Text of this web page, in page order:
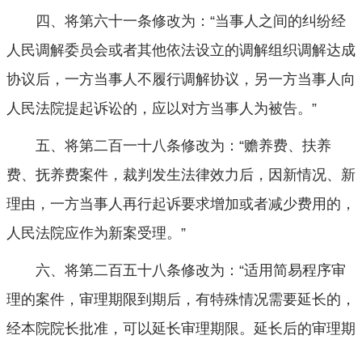
四、将第六十一条修改为：“当事人之间的纠纷经
人民调解委员会或者其他依法设立的调解组织调解达成
协议后，一方当事人不履行调解协议，另一方当事人向
人民法院提起诉讼的，应以对方当事人为被告。”
五、将第二百一十八条修改为：“赡养费、扶养
费、抚养费案件，裁判发生法律效力后，因新情况、新
理由，一方当事人再行起诉要求增加或者减少费用的，
人民法院应作为新案受理。”
六、将第二百五十八条修改为：“适用简易程序审
理的案件，审理期限到期后，有特殊情况需要延长的，
经本院院长批准，可以延长审理期限。延长后的审理期